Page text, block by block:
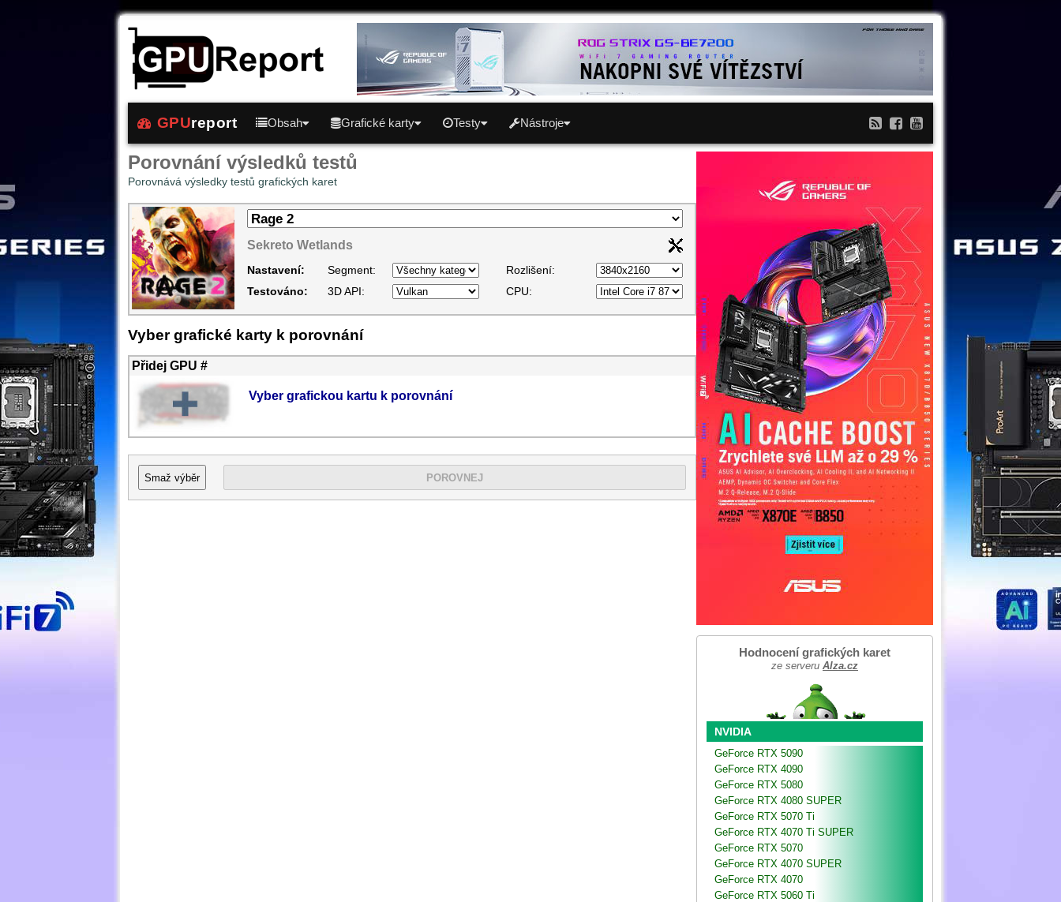
GPUreport Obsah Grafické karty Testy Nástroje
Porovnání výsledků testů
Porovnává výsledky testů grafických karet
Sekreto Wetlands
Nastavení: Segment:
Rozlišení:
Testováno:
3D API: CPU:
Vyber grafické karty k porovnání
Přidej GPU #
Vyber grafickou kartu k porovnání
Hodnocení grafických karet
ze serveru Alza.cz
NVIDIA
GeForce RTX 5090
GeForce RTX 4090
GeForce RTX 5080
GeForce RTX 4080 SUPER
GeForce RTX 5070 Ti
GeForce RTX 4070 Ti SUPER
GeForce RTX 5070
GeForce RTX 4070 SUPER
GeForce RTX 4070
GeForce RTX 5060 Ti